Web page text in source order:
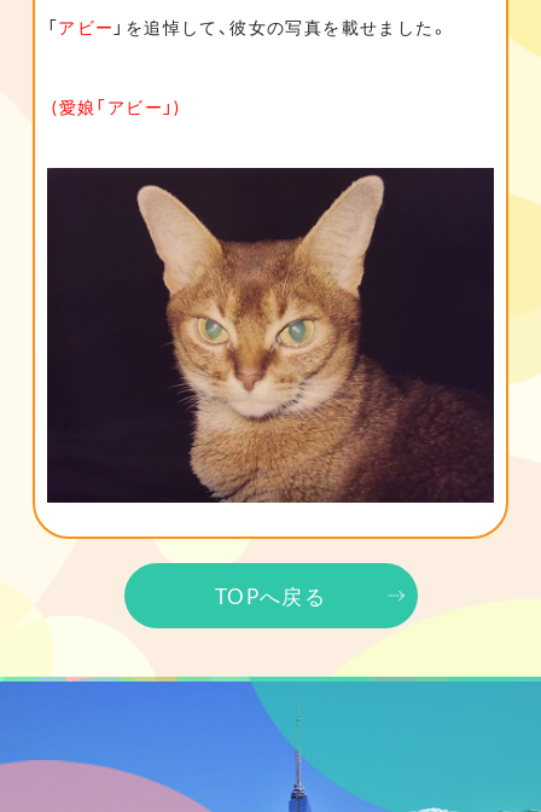
「アビー 」を追悼して、彼女の写真を載せました。
(愛娘「アビー」)
TOPへ戻る